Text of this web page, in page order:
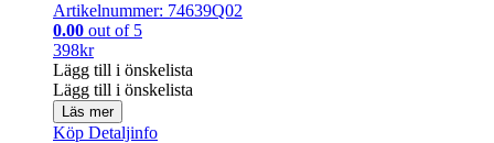
Artikelnummer: 74639Q02
0.00 out of 5
398kr
Lägg till i önskelista
Lägg till i önskelista
Läs mer
Köp Detaljinfo